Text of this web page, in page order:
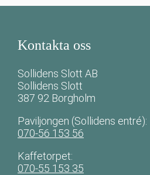
Kontakta oss
Sollidens Slott AB
Sollidens Slott
387 92 Borgholm
Paviljongen (Sollidens entré):
070-56 153 56
Kaffetorpet:
070-55 153 35